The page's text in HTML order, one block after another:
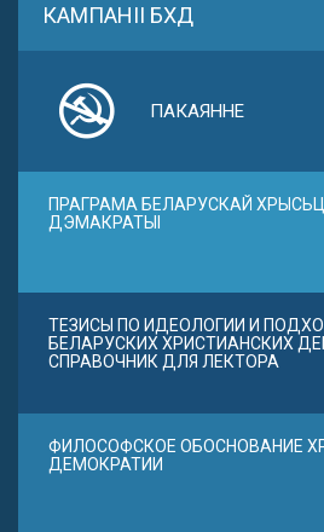
КАМПАНІІ БХД
ПАКАЯННЕ
ПРАГРАМА БЕЛАРУСКАЙ
ДЭМАКРАТЫІ
ТЕЗИСЫ ПО ИДЕОЛОГИИ И
БЕЛАРУСКИХ ХРИСТИАНСКИХ
СПРАВОЧНИК ДЛЯ ЛЕКТОРА
ФИЛОСОФСКОЕ ОБОСНОВАНИЕ
ДЕМОКРАТИИ